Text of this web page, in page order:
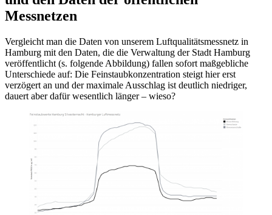
Messnetzen
Vergleicht man die Daten von unserem Luftqualitätsmessnetz in
Hamburg mit den Daten, die die Verwaltung der Stadt Hamburg
veröffentlicht (s. folgende Abbildung) fallen sofort maßgebliche
Unterschiede auf: Die Feinstaubkonzentration steigt hier erst
verzögert an und der maximale Ausschlag ist deutlich niedriger,
dauert aber dafür wesentlich länger – wieso?